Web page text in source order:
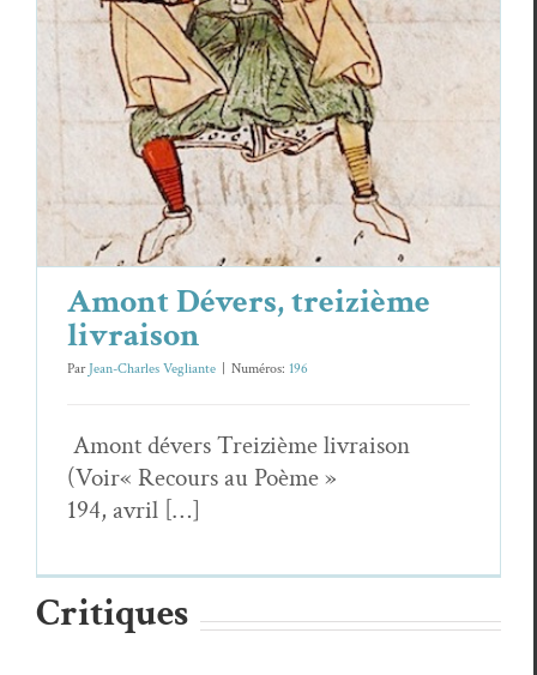
Amont Dévers, treizième livraison
Essais & Chroniques
Amont Dévers, treizième
livraison
Par Jean-Charles Vegliante Numéros: 196
Amont dévers Treiz­ième livrai­son
(Voir« Recours au Poème »
194, avril […]
Critiques